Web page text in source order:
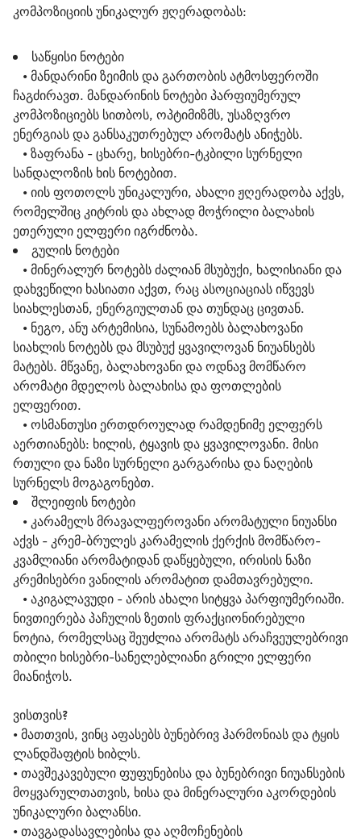
კომპოზიციის უნიკალურ ჟღერადობას:
საწყისი ნოტები
• მანდარინი ზეიმის და გართობის ატმოსფეროში
ჩაგძირავთ. მანდარინის ნოტები პარფიუმერულ
კომპოზიციებს სითბოს, ოპტიმიზმს, უსაზღვრო
ენერგიას და განსაკუთრებულ არომატს ანიჭებს.
• ზაფრანა - ცხარე, ხისებრი-ტკბილი სურნელი
სანდალოზის ხის ნოტებით.
• იის ფოთოლს უნიკალური, ახალი ჟღერადობა აქვს,
რომელშიც კიტრის და ახლად მოჭრილი ბალახის
ეთერული ელფერი იგრძნობა.
გულის ნოტები
• მინერალურ ნოტებს ძალიან მსუბუქი, ხალისიანი და
დახვეწილი ხასიათი აქვთ, რაც ასოციაციას იწვევს
სიახლესთან, ენერგიულთან და თუნდაც ცივთან.
• ნეგო, ანუ არტემისია, სუნამოებს ბალახოვანი
სიახლის ნოტებს და მსუბუქ ყვავილოვან ნიუანსებს
მატებს. მწვანე, ბალახოვანი და ოდნავ მომწარო
არომატი მდელოს ბალახისა და ფოთლების
ელფერით.
• ოსმანთუსი ერთდროულად რამდენიმე ელფერს
აერთიანებს: ხილის, ტყავის და ყვავილოვანი. მისი
რთული და ნაზი სურნელი გარგარისა და ნაღების
სურნელს მოგაგონებთ.
შლეიფის ნოტები
• კარამელს მრავალფეროვანი არომატული ნიუანსი
აქვს - კრემ-ბრულეს კარამელის ქერქის მომწარო-
კვამლიანი არომატიდან დაწყებული, ირისის ნაზი
კრემისებრი ვანილის არომატით დამთავრებული.
• აკიგალავუდი - არის ახალი სიტყვა პარფიუმერიაში.
ნივთიერება პაჩულის ზეთის ფრაქციონირებული
ნოტია, რომელსაც შეუძლია არომატს არაჩვეულებრივი
თბილი ხისებრი-სანელებლიანი გრილი ელფერი
მიანიჭოს.
ვისთვის?
• მათთვის, ვინც აფასებს ბუნებრივ ჰარმონიას და ტყის
ლანდშაფტის ხიბლს.
• თავშეკავებული ფუფუნებისა და ბუნებრივი ნიუანსების
მოყვარულთათვის, ხისა და მინერალური აკორდების
უნიკალური ბალანსი.
• თავგადასავლებისა და აღმოჩენების